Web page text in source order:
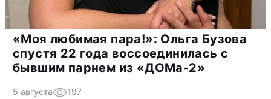
«Моя любимая пара!»: Ольга Бузова
спустя 22 года воссоединилась с
бывшим парнем из «ДОМа-2»
5 августа 197